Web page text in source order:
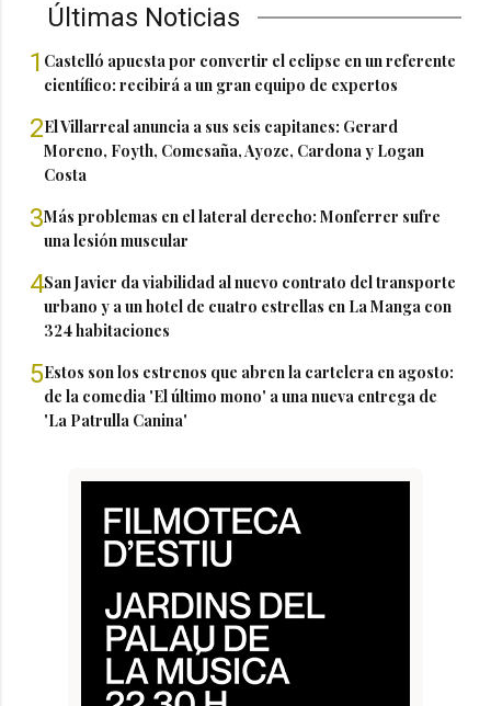
Últimas Noticias
1 Castelló apuesta por convertir el eclipse en un referente
científico: recibirá a un gran equipo de expertos
2El Villarreal anuncia a sus seis capitanes: Gerard
Moreno, Foyth, Comesaña, Ayoze, Cardona y Logan
Costa
3Más problemas en el lateral derecho: Monferrer sufre
una lesión muscular
4San Javier da viabilidad al nuevo contrato del transporte
urbano y a un hotel de cuatro estrellas en La Manga con
324 habitaciones
5Estos son los estrenos que abren la cartelera en agosto:
de la comedia 'El último mono' a una nueva entrega de
'La Patrulla Canina'